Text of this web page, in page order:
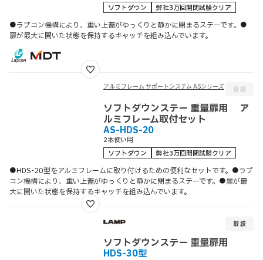
ソフトダウン
弊社3万回開閉試験クリア
●ラプコン機構により、重い上蓋がゆっくりと静かに閉まるステーです。●
扉が最大に開いた状態を保持するキャッチを組み込んでいます。
アルミフレーム サポートシステム ASシリーズ
ソフトダウンステー 重量扉用 ア
ルミフレーム取付セット
AS-HDS-20
2本使い用
ソフトダウン
弊社3万回開閉試験クリア
●HDS-20型をアルミフレームに取り付けるための便利なセットです。●ラプ
コン機構により、重い上蓋がゆっくりと静かに閉まるステーです。●扉が最
大に開いた状態を保持するキャッチを組み込んでいます。
ソフトダウンステー 重量扉用
HDS-30型